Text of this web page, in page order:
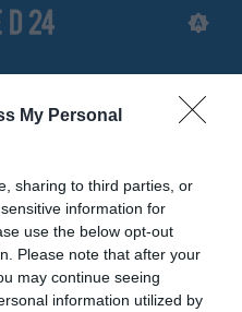
My Personal
sharing to third parties, or
information for
use the below opt-out
Please note that after your
may continue seeing
information utilized by
sulle
e